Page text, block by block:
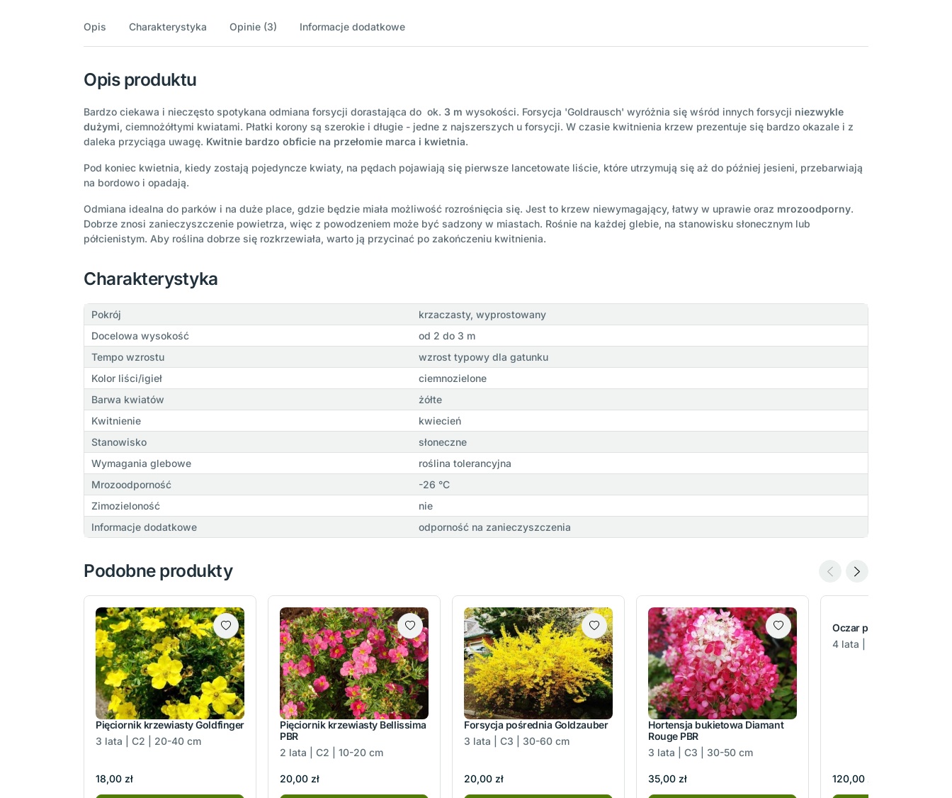
Opis Charakterystyka Opinie (3) Informacje dodatkowe
Opis produktu
Bardzo ciekawa i nieczęsto spotykana odmiana forsycji dorastająca do ok. 3 m wysokości. Forsycja 'Goldrausch' wyróżnia się wśród innych forsycji niezwykle
dużymi, ciemnożółtymi kwiatami. Płatki korony są szerokie i długie - jedne z najszerszych u forsycji. W czasie kwitnienia krzew prezentuje się bardzo okazale i z
daleka przyciąga uwagę. Kwitnie bardzo obficie na przełomie marca i kwietnia.
Pod koniec kwietnia, kiedy zostają pojedyncze kwiaty, na pędach pojawiają się pierwsze lancetowate liście, które utrzymują się aż do później jesieni, przebarwiają
na bordowo i opadają.
Odmiana idealna do parków i na duże place, gdzie będzie miała możliwość rozrośnięcia się. Jest to krzew niewymagający, łatwy w uprawie oraz mrozoodporny.
Dobrze znosi zanieczyszczenie powietrza, więc z powodzeniem może być sadzony w miastach. Rośnie na każdej glebie, na stanowisku słonecznym lub
półcienistym. Aby roślina dobrze się rozkrzewiała, warto ją przycinać po zakończeniu kwitnienia.
Charakterystyka
Pokrój
krzaczasty, wyprostowany
Docelowa wysokość
od 2 do 3 m
Tempo wzrostu
wzrost typowy dla gatunku
Kolor liści/igieł
ciemnozielone
Barwa kwiatów
żółte
Kwitnienie
kwiecień
Stanowisko
słoneczne
Wymagania glebowe
roślina tolerancyjna
Mrozoodporność
-26 °C
Zimozieloność
nie
Informacje dodatkowe
odporność na zanieczyszczenia
Podobne produkty
Pięciornik krzewiasty Goldfinger
3 lata | C2 | 20-40 cm
18,00 zł
Pięciornik krzewiasty Bellissima
PBR
2 lata | C2 | 10-20 cm
20,00 zł
Forsycja pośrednia Goldzauber
3 lata | C3 | 30-60 cm
20,00 zł
Hortensja bukietowa Diamant
Rouge PBR
3 lata | C3 | 30-50 cm
35,00 zł
Oczar pośredni Arnold
4 lata | C5 | 30-40 cm
120,00 zł